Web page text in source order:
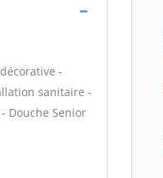
-
sanitaire -
Douche Senior